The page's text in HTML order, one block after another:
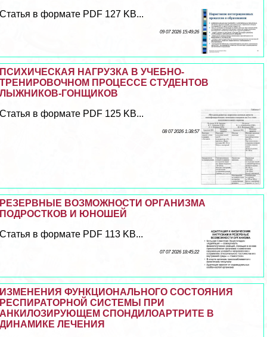
Статья в формате PDF 127 KB...
09 07 2026 15:49:26
ПСИХИЧЕСКАЯ НАГРУЗКА В УЧЕБНО-
ТРЕНИРОВОЧНОМ ПРОЦЕССЕ СТУДЕНТОВ
ЛЫЖНИКОВ-ГОНЩИКОВ
Статья в формате PDF 125 KB...
08 07 2026 1:38:57
РЕЗЕРВНЫЕ ВОЗМОЖНОСТИ ОРГАНИЗМА
ПОДРОСТКОВ И ЮНОШЕЙ
Статья в формате PDF 113 KB...
07 07 2026 18:45:22
ИЗМЕНЕНИЯ ФУНКЦИОНАЛЬНОГО СОСТОЯНИЯ
РЕСПИРАТОРНОЙ СИСТЕМЫ ПРИ
АНКИЛОЗИРУЮЩЕМ СПОНДИЛОАРТРИТЕ В
ДИНАМИКЕ ЛЕЧЕНИЯ